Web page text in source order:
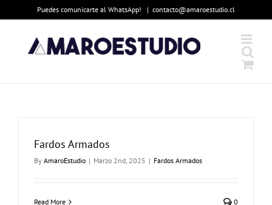
content
Puedes comunicarte al WhatsApp! | contacto@amaroestudio.cl
Fardos Armados
By AmaroEstudio | Marzo 2nd, 2025 | Fardos Armados
Read More 0